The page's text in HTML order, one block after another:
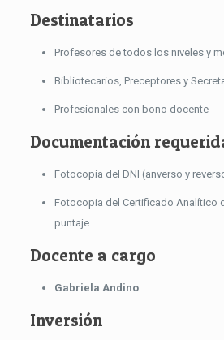
Destinatarios
Profesores de todos los niveles y
Bibliotecarios, Preceptores y
Profesionales con bono docente
Documentación
Fotocopia del DNI (anverso y
Fotocopia del Certificado Analítico
puntaje
Docente a cargo
Gabriela Andino
Inversión